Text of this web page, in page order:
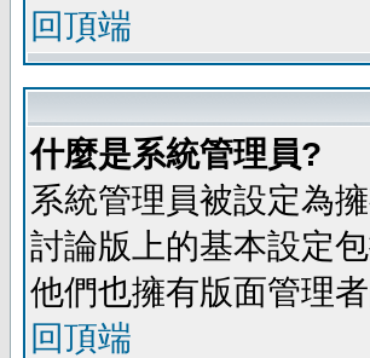
回頂端
什麼是系統管理員?
系統管理員被設定為
討論版上的基本設定
他們也擁有版面管理
回頂端